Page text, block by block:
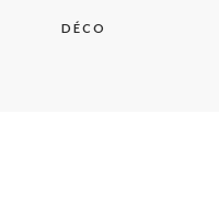
DÉCO